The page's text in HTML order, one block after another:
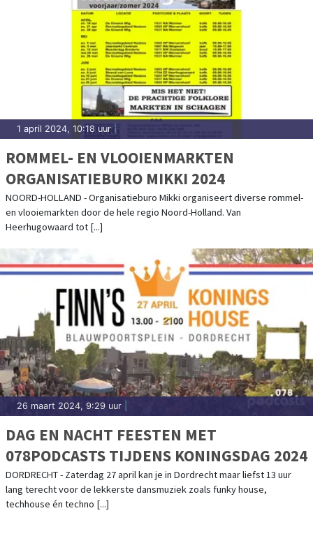
1 april 2024, 10:18 uur
ROMMEL- EN VLOOIENMARKTEN
ORGANISATIEBURO MIKKI 2024
NOORD-HOLLAND - Organisatieburo Mikki organiseert diverse rommel-
en vlooiemarkten door de hele regio Noord-Holland. Van
Heerhugowaard tot [...]
26 maart 2024, 9:29 uur
DAG EN NACHT FEESTEN MET
078PODCASTS TIJDENS KONINGSDAG 2024
DORDRECHT - Zaterdag 27 april kan je in Dordrecht maar liefst 13 uur
lang terecht voor de lekkerste dansmuziek zoals funky house,
techhouse én techno [...]